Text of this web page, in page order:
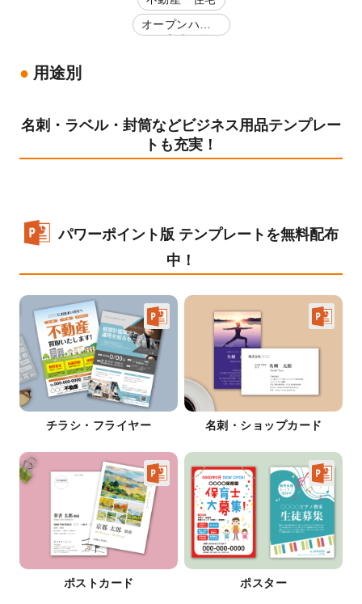
オープンハウ
ス・完成見学
用途別
名刺・ラベル・封筒などビジネス用品テンプレー
トも充実！
パワーポイント版 テンプレートを無料配布
中！
チラシ・フライヤー 名刺・ショップカード
ポストカード ポスター